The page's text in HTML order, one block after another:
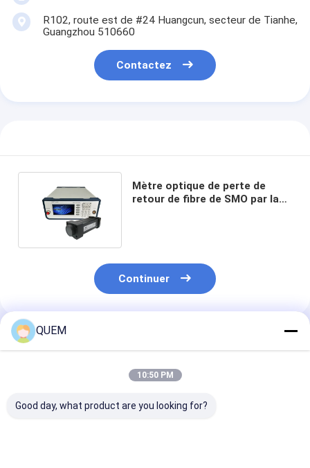
R102, route est de #24 Huangcun, secteur de Tianhe,
Guangzhou 510660
Contactez
Mètre optique de perte de
retour de fibre de SMO par la
Continuer
Produits Recommandés
QUEM
10:50 PM
Good day, what product are you looking for?